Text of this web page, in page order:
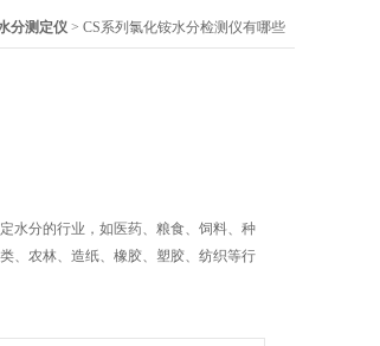
分测定仪 > CS系列氯化铵水分检测仪有哪些
水分的行业，如医药、粮食、饲料、种
、农林、造纸、橡胶、塑胶、纺织等行